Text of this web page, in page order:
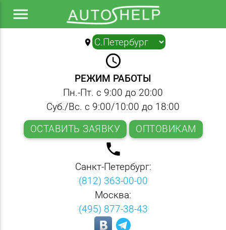
menu
location_on ▼
query_builder
РЕЖИМ РАБОТЫ
Пн.-Пт. с 9:00 до 20:00
Суб./Вс. с 9:00/10:00 до 18:00
ОСТАВИТЬ ЗАЯВКУ
ОПТОВИКАМ
local_phone
Санкт-Петербург:
(812) 363-00-00
Москва:
(495) 877-38-43